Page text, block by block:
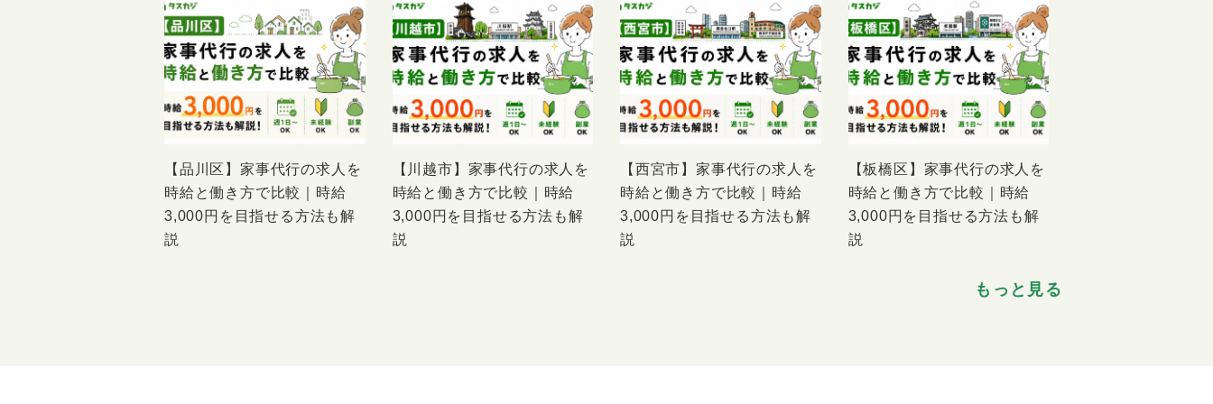
【品川区】家事代行の求人を
時給と働き方で比較｜時給
3,000円を目指せる方法も解
説
【川越市】家事代行の求人を
時給と働き方で比較｜時給
3,000円を目指せる方法も解
説
【西宮市】家事代行の求人を
時給と働き方で比較｜時給
3,000円を目指せる方法も解
説
【板橋区】家事代行の求人を
時給と働き方で比較｜時給
3,000円を目指せる方法も解
説
もっと見る